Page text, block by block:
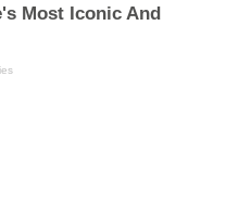
Most Iconic And